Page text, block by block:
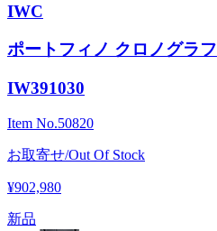
IWC
ポートフィノ クロノグラフ
IW391030
Item No.50820
お取寄せ/Out Of Stock
¥902,980
新品